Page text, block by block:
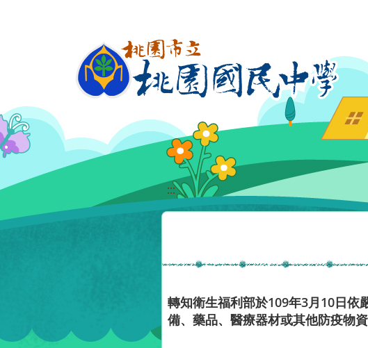
:::
轉知衛生福利部於109年3月10日依
備、藥品、醫療器材或其他防疫物